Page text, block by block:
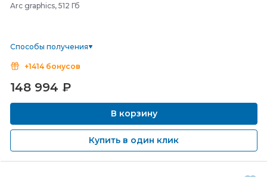
Arc graphics, 512 Гб
Способы получения
+1414 бонусов
148 994 ₽
В корзину
Купить в один клик